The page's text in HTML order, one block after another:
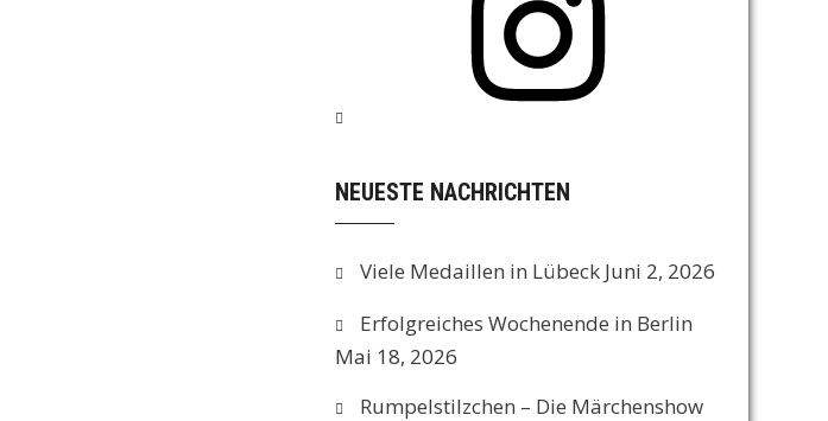
NEUESTE NACHRICHTEN
Viele Medaillen in Lübeck Juni 2, 2026
Erfolgreiches Wochenende in Berlin
Mai 18, 2026
Rumpelstilzchen – Die Märchenshow